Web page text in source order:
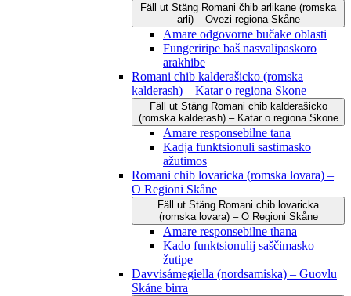
Fäll ut Stäng Romani čhib arlikane (romska
arli) – Ovezi regiona Skåne
Amare odgovorne bučake oblasti
Fungeriripe baš nasvalipaskoro
arakhibe
Romani chib kalderašicko (romska
kalderash) – Katar o regiona Skone
Fäll ut Stäng Romani chib kalderašicko
(romska kalderash) – Katar o regiona Skone
Amare responsebilne tana
Kadja funktsionuli sastimasko
ažutimos
Romani chib lovaricka (romska lovara) –
O Regioni Skåne
Fäll ut Stäng Romani chib lovaricka
(romska lovara) – O Regioni Skåne
Amare responsebilne thana
Kado funktsionulij saščimasko
žutipe
Davvisámegiella (nordsamiska) – Guovlu
Skåne birra